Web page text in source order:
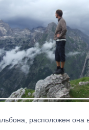
расположен она